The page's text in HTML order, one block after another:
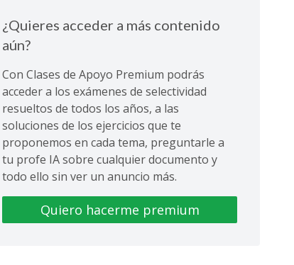
¿Quieres acceder a más contenido
aún?
Con Clases de Apoyo Premium podrás
acceder a los exámenes de selectividad
resueltos de todos los años, a las
soluciones de los ejercicios que te
proponemos en cada tema, preguntarle a
tu profe IA sobre cualquier documento y
todo ello sin ver un anuncio más.
Quiero hacerme premium